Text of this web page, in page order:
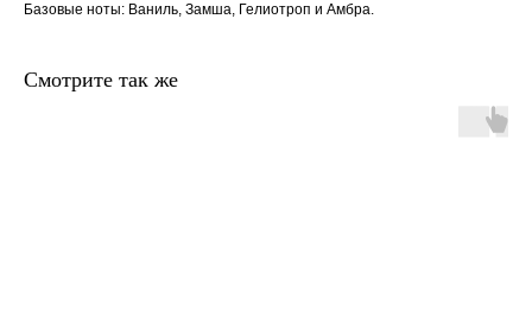
Базовые ноты: Ваниль, Замша, Гелиотроп и Амбра.
Смотрите так же